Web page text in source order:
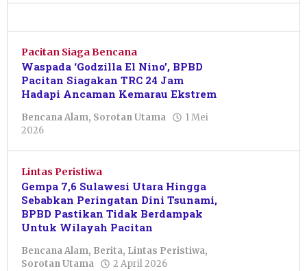
Pacitan Siaga Bencana
Waspada ‘Godzilla El Nino’, BPBD
Pacitan Siagakan TRC 24 Jam
Hadapi Ancaman Kemarau Ekstrem
Bencana Alam, Sorotan Utama
1 Mei
2026
Cahyaningtias
Lintas Peristiwa
Gempa 7,6 Sulawesi Utara Hingga
Sebabkan Peringatan Dini Tsunami,
BPBD Pastikan Tidak Berdampak
Untuk Wilayah Pacitan
Bencana Alam, Berita, Lintas Peristiwa,
Sorotan Utama
2 April 2026